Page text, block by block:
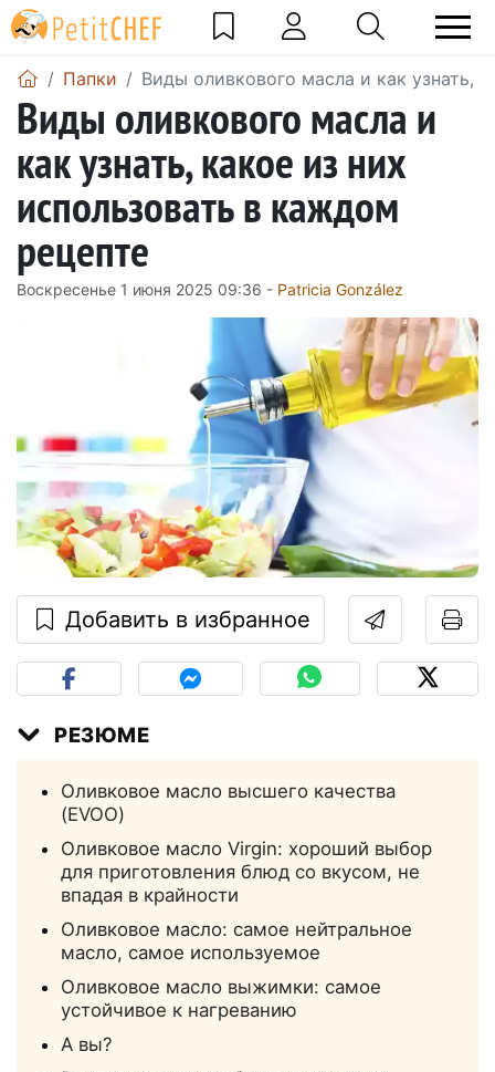
Папки Виды оливкового масла и как узнать,
Виды оливкового масла и
как узнать, какое из них
использовать в каждом
рецепте
Воскресенье 1 июня 2025 09:36 - Patricia González
Добавить в избранное
РЕЗЮМЕ
Оливковое масло высшего качества
(EVOO)
Оливковое масло Virgin: хороший выбор
для приготовления блюд со вкусом, не
впадая в крайности
Оливковое масло: самое нейтральное
масло, самое используемое
Оливковое масло выжимки: самое
устойчивое к нагреванию
А вы?